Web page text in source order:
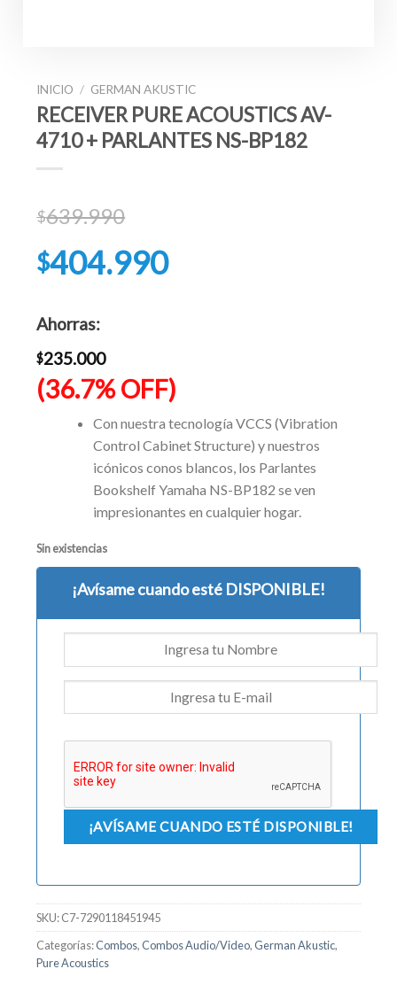
INICIO / GERMAN AKUSTIC
RECEIVER PURE ACOUSTICS AV-
4710 + PARLANTES NS-BP182
$639.990
El
precio
era:
$639.990.
$404.990
precio
actual
es:
$404.990.
Ahorras:
$235.000
(36.7% OFF)
Con nuestra tecnología VCCS (Vibration
Control Cabinet Structure) y nuestros
icónicos conos blancos, los Parlantes
Bookshelf Yamaha NS-BP182 se ven
impresionantes en cualquier hogar.
Sin existencias
¡Avísame cuando esté DISPONIBLE!
SKU:C7-7290118451945
Categorías:Combos,Combos Audio/Video,German Akustic,
Pure Acoustics